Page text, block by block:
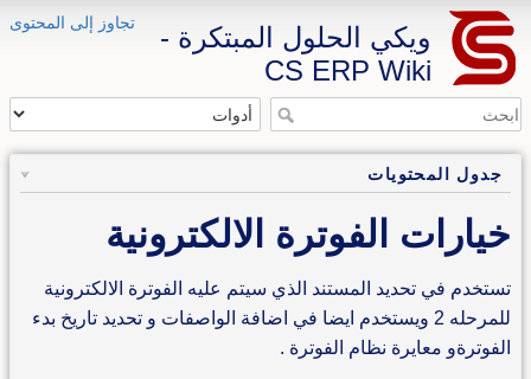
تجاوز إلى المحتوى
ويكي الحلول المبتكرة -
CS ERP Wiki
جدول المحتويات
خيارات الفوترة الالكترونية
تستخدم في تحديد المستند الذي سيتم عليه الفوترة الالكترونية
للمرحله 2 ويستخدم ايضا في اضافة الواصفات و تحديد تاريخ بدء
الفوترةو معايرة نظام الفوترة .